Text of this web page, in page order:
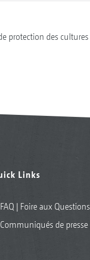
protection des cultures
Links
FAQ | Foire aux Questions
Communiqués de presse